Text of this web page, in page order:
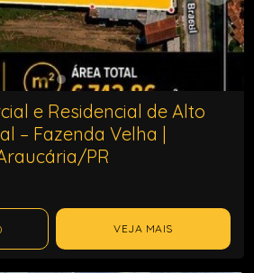
e Residencial de Alto
– Fazenda Velha |
PR
VEJA MAIS